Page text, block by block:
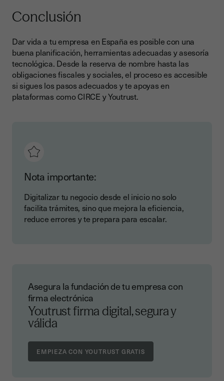
Conclusión
Dar vida a tu empresa en España es posible con una
buena planificación, herramientas adecuadas y asesoría
tecnológica. Desde la reserva de nombre hasta las
obligaciones fiscales y sociales, el proceso es accesible
si sigues los pasos adecuados y te apoyas en
plataformas como CIRCE y Youtrust.
Nota importante:
Digitalizar tu negocio desde el inicio no solo
facilita trámites, sino que mejora la eficiencia,
reduce errores y te prepara para escalar.
Asegura la fundación de tu empresa con
firma electrónica
Youtrust firma digital, segura y
válida